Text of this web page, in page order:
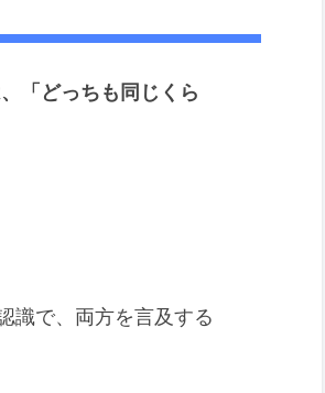
「どっちも同じくら
識で、両方を言及する